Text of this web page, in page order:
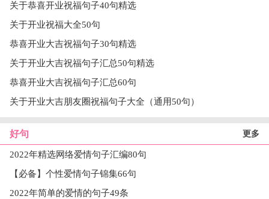
关于恭喜开业祝福句子40句精选
关于开业祝福大全50句
恭喜开业大吉祝福句子30句精选
关于开业大吉祝福句子汇总50句精选
恭喜开业大吉祝福句子汇总60句
关于开业大吉朋友圈祝福句子大全（通用50句）
好句 更多
2022年精选网络爱情句子汇编80句
【必备】个性爱情句子锦集66句
2022年简单的爱情的句子49条